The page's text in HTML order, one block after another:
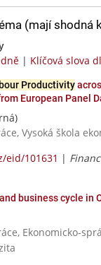
(mají shodná
| Klíčová slova
Productivity
European Panel
Vysoká škola
eid/101631 |
and business cycle in
Ekonomicko-